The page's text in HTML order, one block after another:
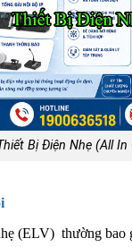
Bị Điện Nhẹ (All In
(ELV) thường bao